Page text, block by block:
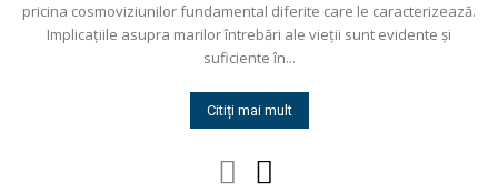
pricina cosmoviziunilor fundamental diferite care le caracterizează.
Implicaţiile asupra marilor întrebări ale vieţii sunt evidente și
suficiente în...
Citiți mai mult